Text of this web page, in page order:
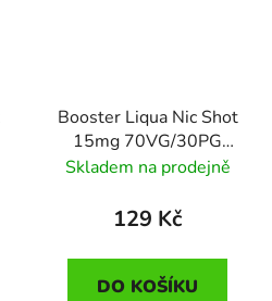
Booster Liqua Nic Shot
15mg 70VG/30PG
10ml
Skladem na prodejně
129 Kč
DO KOŠÍKU